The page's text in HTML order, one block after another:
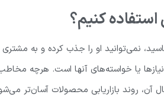
کنیم؟
نمی‌توانید او را جذب کرده و به
یا خواسته‌های آنها است. هرچه
آن، روند بازاریابی محصولات آسان‌تر